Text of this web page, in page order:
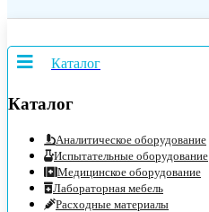
Каталог
Каталог
Аналитическое оборудование
Испытательные оборудование
Медицинское оборудование
Лабораторная мебель
Расходные материалы